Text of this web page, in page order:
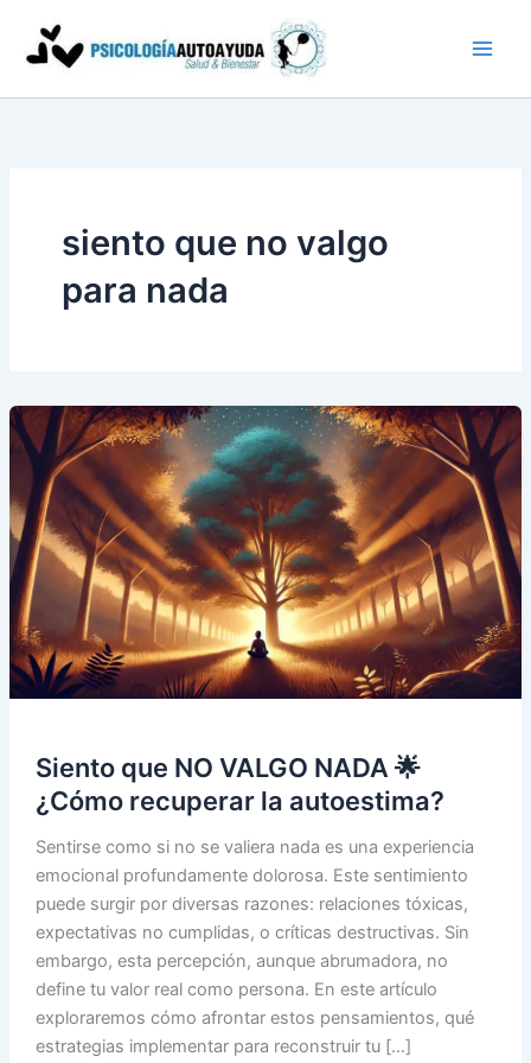
contenido
siento que no valgo
para nada
Siento que NO VALGO NADA 🌟
¿Cómo recuperar la autoestima?
Sentirse como si no se valiera nada es una experiencia
emocional profundamente dolorosa. Este sentimiento
puede surgir por diversas razones: relaciones tóxicas,
expectativas no cumplidas, o críticas destructivas. Sin
embargo, esta percepción, aunque abrumadora, no
define tu valor real como persona. En este artículo
exploraremos cómo afrontar estos pensamientos, qué
estrategias implementar para reconstruir tu […]